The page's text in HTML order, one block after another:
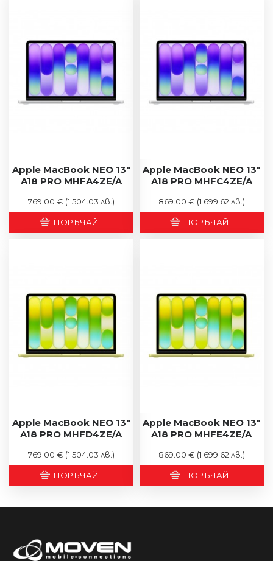
Apple MacBook NEO 13"
A18 PRO MHFA4ZE/A
769.00 € (1 504.03 лв.)
ПОРЪЧАЙ
Apple MacBook NEO 13"
A18 PRO MHFC4ZE/A
869.00 € (1 699.62 лв.)
ПОРЪЧАЙ
Apple MacBook NEO 13"
A18 PRO MHFD4ZE/A
769.00 € (1 504.03 лв.)
ПОРЪЧАЙ
Apple MacBook NEO 13"
A18 PRO MHFE4ZE/A
869.00 € (1 699.62 лв.)
ПОРЪЧАЙ